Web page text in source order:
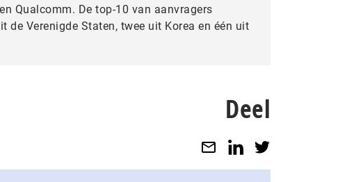
Qualcomm. De top-10 van aanvragers
de Verenigde Staten, twee uit Korea en één uit
Deel